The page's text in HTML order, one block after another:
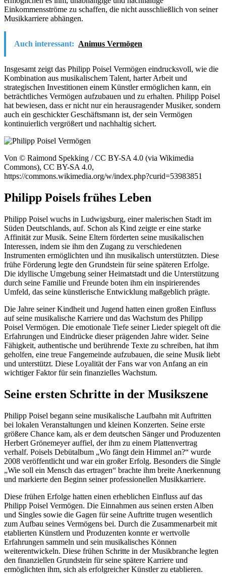
Einkommensströme zu schaffen, die nicht ausschließlich von seiner
Musikkarriere abhängen.
Auch interessant: Animus Vermögen
Insgesamt zeigt das Philipp Poisel Vermögen eindrucksvoll, wie die
Kombination aus musikalischem Talent, harter Arbeit und
strategischen Investitionen einem Künstler ermöglichen kann, ein
beträchtliches Vermögen aufzubauen und zu erhalten. Philipp Poisel
hat bewiesen, dass er nicht nur ein herausragender Musiker, sondern
auch ein geschickter Geschäftsmann ist, der sein Vermögen
kontinuierlich vergrößert und nachhaltig sichert.
Von © Raimond Spekking / CC BY-SA 4.0 (via Wikimedia
Commons), CC BY-SA 4.0,
https://commons.wikimedia.org/w/index.php?curid=53983851
Philipp Poisels frühes Leben
Philipp Poisel wuchs in Ludwigsburg, einer malerischen Stadt im
Süden Deutschlands, auf. Schon als Kind zeigte er eine starke
Affinität zur Musik. Seine Eltern förderten seine musikalischen
Interessen, indem sie ihm den Zugang zu verschiedenen
Instrumenten ermöglichten und ihn musikalisch unterstützten. Diese
frühe Förderung legte den Grundstein für seine späteren Erfolge.
Die idyllische Umgebung seiner Heimatstadt und die Unterstützung
durch seine Familie und Freunde boten ihm ein inspirierendes
Umfeld, das seine künstlerische Entwicklung maßgeblich prägte.
Die Jahre seiner Kindheit und Jugend hatten einen großen Einfluss
auf seine musikalische Karriere und das Wachstum des Philipp
Poisel Vermögen. Die emotionale Tiefe seiner Lieder spiegelt oft die
Erfahrungen und Eindrücke dieser prägenden Jahre wider. Seine
Fähigkeit, authentische und berührende Texte zu schreiben, hat ihm
geholfen, eine treue Fangemeinde aufzubauen, die seine Musik liebt
und unterstützt. Diese Loyalität der Fans war von Anfang an ein
wichtiger Faktor für sein finanzielles Wachstum.
Seine ersten Schritte in der Musikszene
Philipp Poisel begann seine musikalische Laufbahn mit Auftritten
bei lokalen Veranstaltungen und kleinen Konzerten. Seine erste
größere Chance kam, als er dem deutschen Sänger und Produzenten
Herbert Grönemeyer auffiel, der ihm zu einem Plattenvertrag
verhalf. Poisels Debütalbum „Wo fängt dein Himmel an?“ wurde
2008 veröffentlicht und war ein großer Erfolg. Besonders die Single
„Wie soll ein Mensch das ertragen“ brachte ihm breite Anerkennung
und markierte den Beginn seiner professionellen Musikkarriere.
Diese frühen Erfolge hatten einen erheblichen Einfluss auf das
Philipp Poisel Vermögen. Die Einnahmen aus seinen ersten Alben
und Singles sowie die Gagen für seine Auftritte trugen wesentlich
zum Aufbau seines Vermögens bei. Durch die Zusammenarbeit mit
etablierten Künstlern und Produzenten konnte er wertvolle
Erfahrungen sammeln und sein musikalisches Können
weiterentwickeln. Diese frühen Schritte in der Musikbranche legten
den finanziellen Grundstein für seine spätere Karriere und
ermöglichten ihm, sich als erfolgreicher Künstler zu etablieren.